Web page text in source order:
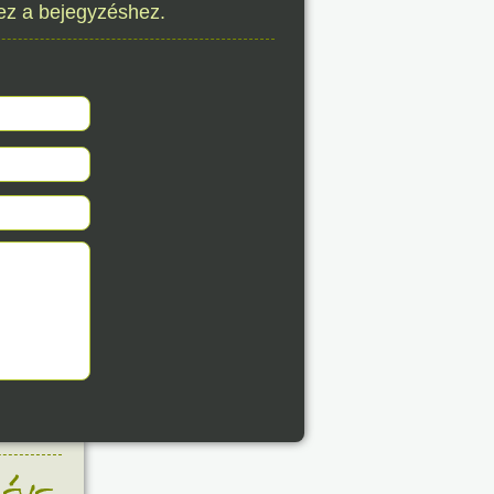
08.
a bejegyzéshez.